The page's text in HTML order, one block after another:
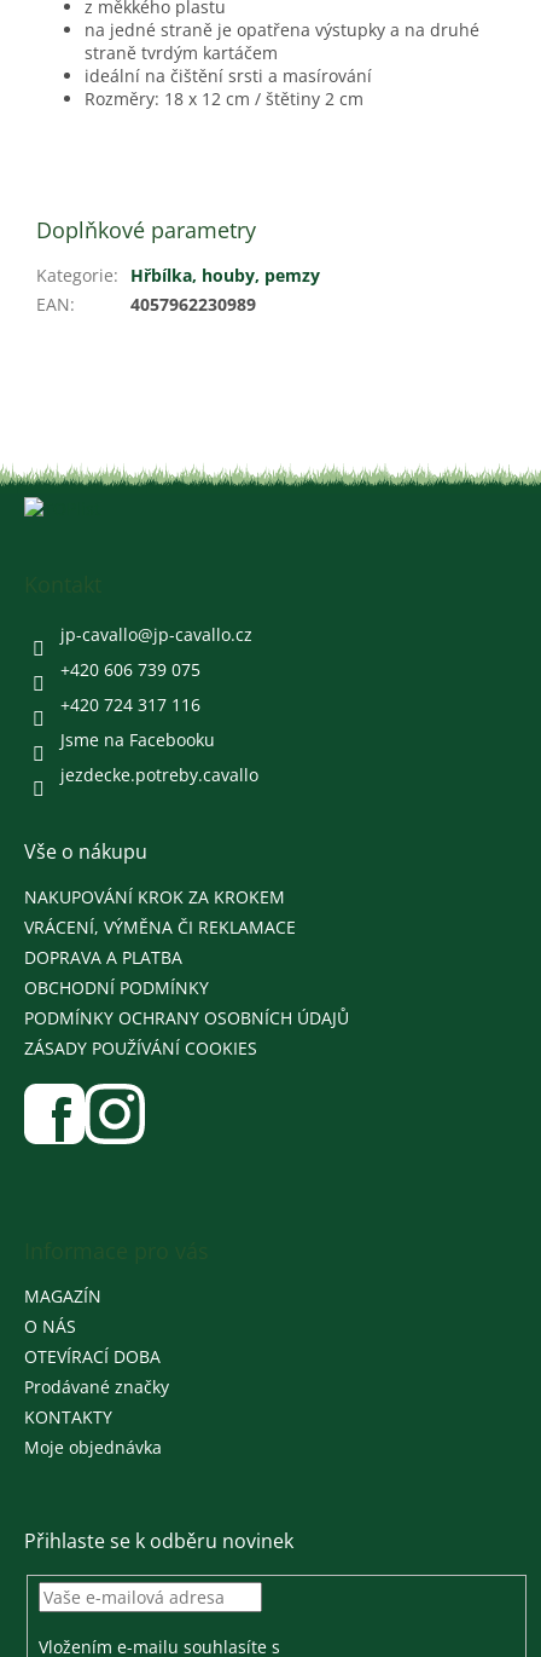
z měkkého plastu
na jedné straně je opatřena výstupky a na druhé
straně tvrdým kartáčem
ideální na čištění srsti a masírování
Rozměry: 18 x 12 cm / štětiny 2 cm
Doplňkové parametry
Kategorie:
Hřbílka, houby, pemzy
EAN: 4057962230989
jp-cavallo@jp-cavallo.cz
+420 606 739 075
+420 724 317 116
Jsme na Facebooku
jezdecke.potreby.cavallo
Vše o nákupu
NAKUPOVÁNÍ KROK ZA KROKEM
VRÁCENÍ, VÝMĚNA ČI REKLAMACE
DOPRAVA A PLATBA
OBCHODNÍ PODMÍNKY
PODMÍNKY OCHRANY OSOBNÍCH ÚDAJŮ
ZÁSADY POUŽÍVÁNÍ COOKIES
MAGAZÍN
O NÁS
OTEVÍRACÍ DOBA
Prodávané značky
KONTAKTY
Moje objednávka
Přihlaste se k odběru novinek
Vložením e-mailu souhlasíte s